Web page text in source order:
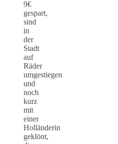
9€
gespart,
sind
in
der
Stadt
auf
Räder
umgestiegen
und
noch
kurz
mit
einer
Holländerin
geklönt,